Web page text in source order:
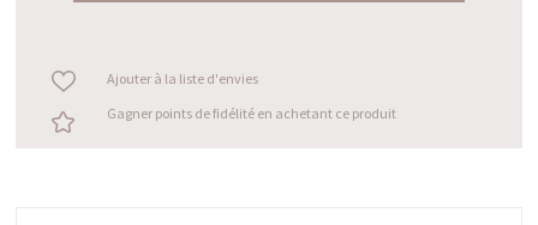
Ajouter à la liste d'envies
Gagner points de fidélité en achetant ce produit